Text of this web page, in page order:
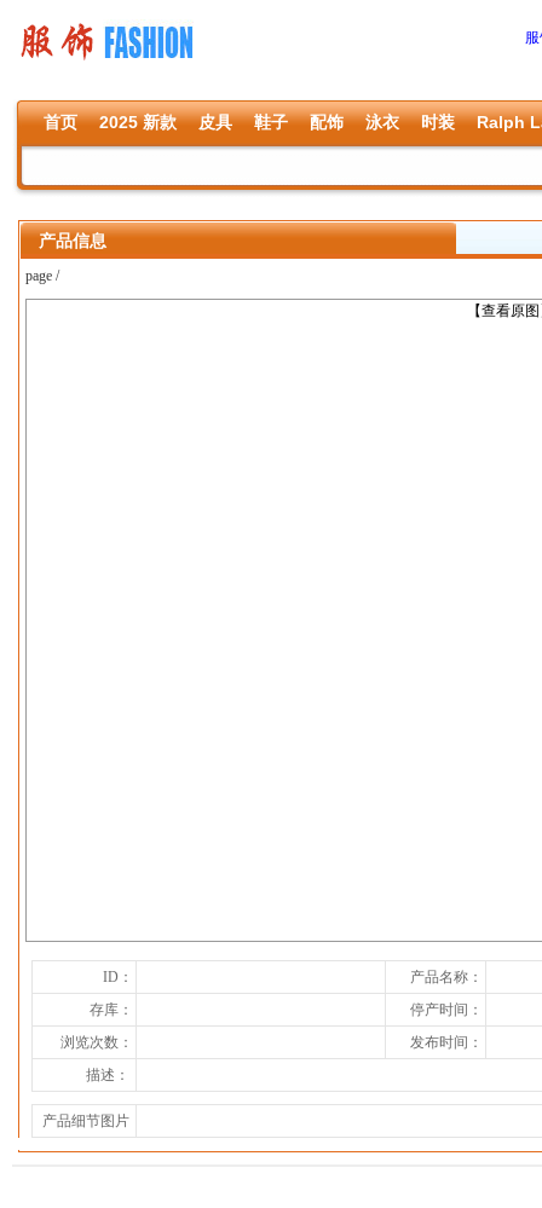
首页 2025 新款 皮具 鞋子 配饰 泳衣 时装 Ralph
产品信息
page /
【查看原
上一张
ID：
产品名称：
存库：
停产时间：
浏览次数：
发布时间：
描述：
产品细节图片